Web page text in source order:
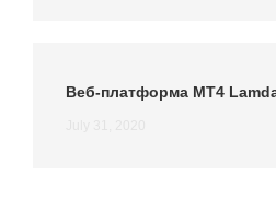
Веб-платформа MT4